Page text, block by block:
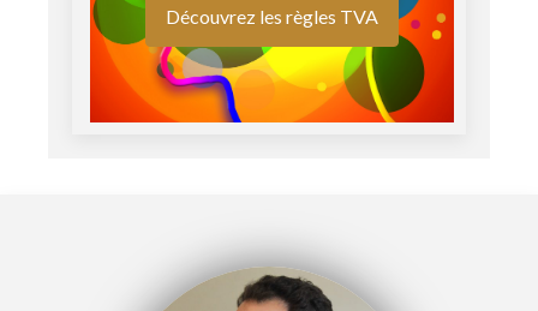
Découvrez les règles TVA